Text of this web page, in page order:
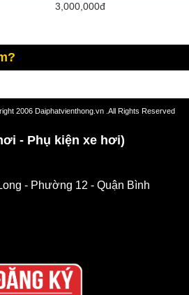
3,000,000đ
2006 Daiphatvienthong.vn .All Rights Reserved
- Phụ kiện xe hơi)
- Phường 12 - Quận Bình